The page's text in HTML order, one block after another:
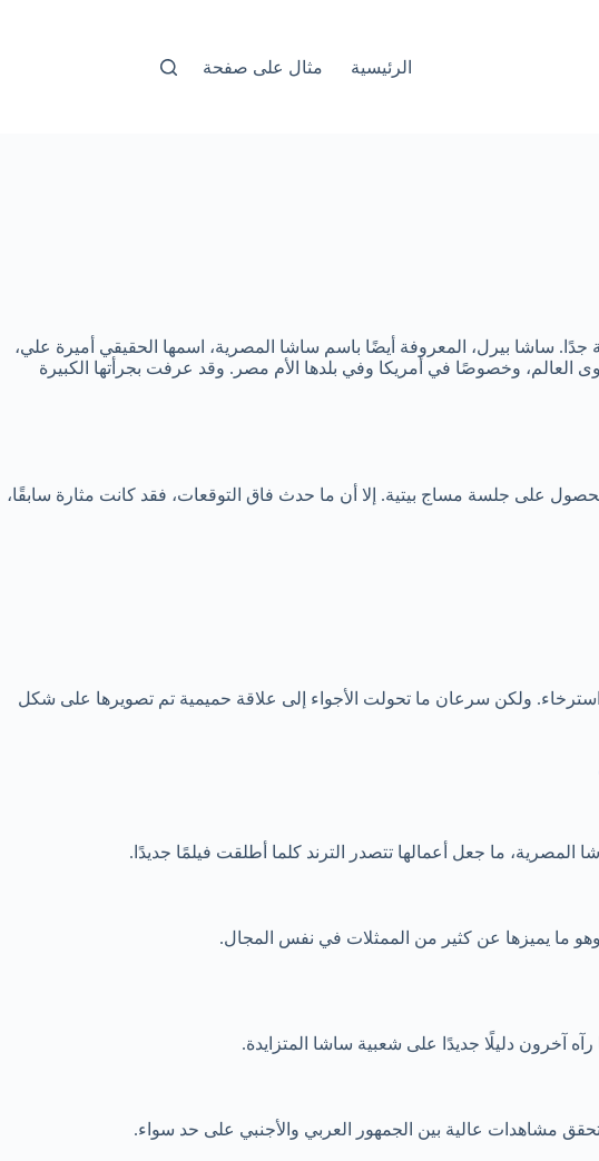
الرئيسية مثال على صفحة
ساشا بيرل، المعروفة أيضًا باسم ساشا المصرية، اسمها الحقيقي أميرة علي،
على مستوى العالم، وخصوصًا في أمريكا وفي بلدها الأم مصر. وقد عرفت بجرأتها الكبيرة
على جلسة مساج بيتية. إلا أن ما حدث فاق التوقعات، فقد كانت مثارة سابقًا،
ولكن سرعان ما تحولت الأجواء إلى علاقة حميمية تم تصويرها على شكل
ما جعل أعمالها تتصدر الترند كلما أطلقت فيلمًا جديدًا.
وهو ما يميزها عن كثير من الممثلات في نفس المجال.
آخرون دليلًا جديدًا على شعبية ساشا المتزايدة.
مشاهدات عالية بين الجمهور العربي والأجنبي على حد سواء.